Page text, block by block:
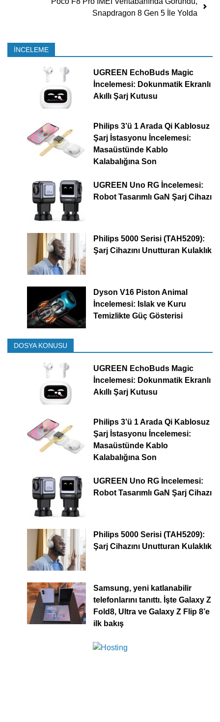
Snapdragon 8 Gen 5 İle Yolda
İNCELEME
UGREEN EchoBuds Magic
İncelemesi: Dokunmatik Ekranlı
Akıllı Şarj Kutusu
Philips 3’ü 1 Arada Qi Kablosuz
Şarj İstasyonu İncelemesi:
Masaüstünde Kablo
Kalabalığına Son
UGREEN Uno RG İncelemesi:
Robot Tasarımlı GaN Şarj Cihazı
Philips 5000 Serisi (TAH5209):
Şarj Cihazını Unutturan Kulaklık
Dyson V16 Piston Animal
İncelemesi: Islak ve Kuru
Temizlikte Güç Gösterisi
DOSYA KONUSU
UGREEN EchoBuds Magic
İncelemesi: Dokunmatik Ekranlı
Akıllı Şarj Kutusu
Philips 3’ü 1 Arada Qi Kablosuz
Şarj İstasyonu İncelemesi:
Masaüstünde Kablo
Kalabalığına Son
UGREEN Uno RG İncelemesi:
Robot Tasarımlı GaN Şarj Cihazı
Philips 5000 Serisi (TAH5209):
Şarj Cihazını Unutturan Kulaklık
Samsung, yeni katlanabilir
telefonlarını tanıttı. İşte Galaxy Z
Fold8, Ultra ve Galaxy Z Flip 8’e
ilk bakış